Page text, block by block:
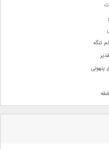
پنهونی